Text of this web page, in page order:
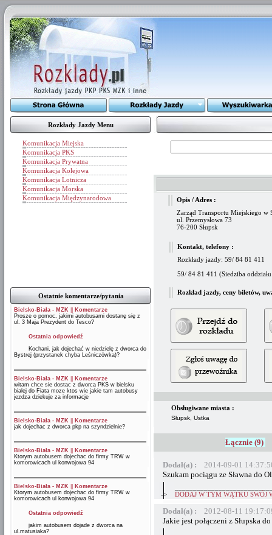
Rozkłady Jazdy Menu
Komunikacja Miejska
Komunikacja PKS
Komunikacja Prywatna
Komunikacja Kolejowa
Komunikacja Lotnicza
Komunikacja Morska
Komunikacja Międzynarodowa
Ostatnie komentarze/pytania
Bielsko-Biała - MZK
Komentarze
Prosze o pomoc, jakimi autobusami dostanę się z
ul. 3 Maja Prezydent do Tesco?
Ostatnia odpowiedź
Kochani, jak dojechać w niedzielę z dworca do
Bystrej (przystanek chyba Leśniczówka)?
Bielsko-Biała - MZK
Komentarze
witam chce sie dostac z dworca PKS w bielsku
bialej do Fiata moze ktos wie jakie tam autobusy
jezdza dziekuje za informacje
Bielsko-Biała - MZK
Komentarze
jak dojechac z dworca pkp na szyndzielnie?
Bielsko-Biała - MZK
Komentarze
Ktorym autobusem dojechac do firmy TRW w
komorowicach ul konwojowa 94
Bielsko-Biała - MZK
Komentarze
Ktorym autobusem dojechac do firmy TRW w
komorowicach ul konwojowa 94
Ostatnia odpowiedź
jakim autobusem dojade z dworca na
ul.matusiaka?
Opis / Adres :
Zarząd Transportu Miejskiego w
ul. Przemysłowa 73
76-200 Słupsk
Kontakt, telefony :
Rozkłady jazdy: 59/ 84 81 411
59/ 84 81 411 (Siedziba
Rozkład jazdy, ceny biletów,
Obsługiwane miasta :
Słupsk, Ustka
Łącznie (9)
Dodał(a) :
2014-09-01
Szukam pociągu ze Sławna do
->
DODAJ W TYM WĄTKU SWÓJ
Dodał(a) :
2012-08-11
Jakie jest połączeni z Słupska do